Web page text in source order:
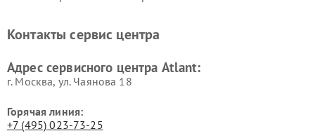
Контакты сервис центра
Адрес сервисного центра Atlant:
г. Москва, ул. Чаянова 18
Горячая линия:
+7 (495) 023-73-25